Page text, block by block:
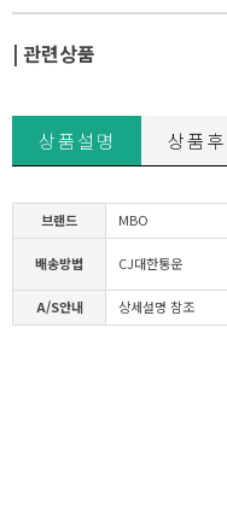
| 관련상품
상품설명 상품후
브랜드 MBO
배송방법 CJ대한통운
A/S안내
상세설명 참조